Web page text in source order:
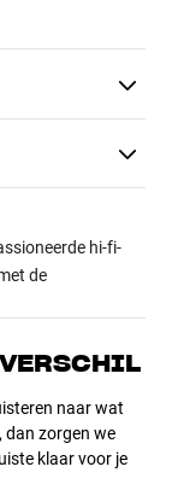
hi-fi-
de
naar wat
, dan zorgen we
klaar voor je